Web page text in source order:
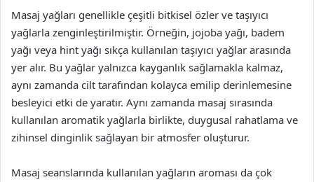
Masaj yağları genellikle çeşitli bitkisel özler ve taşıyıcı
yağlarla zenginleştirilmiştir. Örneğin, jojoba yağı, badem
yağı veya hint yağı sıkça kullanılan taşıyıcı yağlar arasında
yer alır. Bu yağlar yalnızca kayganlık sağlamakla kalmaz,
aynı zamanda cilt tarafından kolayca emilip derinlemesine
besleyici etki de yaratır. Aynı zamanda masaj sırasında
kullanılan aromatik yağlarla birlikte, duygusal rahatlama ve
zihinsel dinginlik sağlayan bir atmosfer oluşturur.
Masaj seanslarında kullanılan yağların aroması da çok